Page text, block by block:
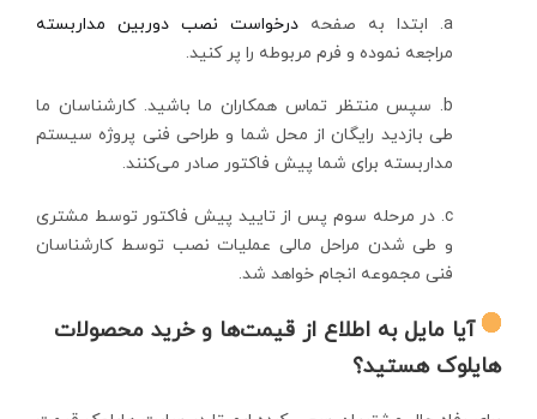
a. ابتدا به صفحه
درخواست نصب دوربین مداربسته
مراجعه نموده و فرم مربوطه را پر کنید.
b. سپس منتظر تماس همکاران ما باشید. کارشناسان ما
طی بازدید رایگان از محل شما و طراحی فنی پروژه سیستم
مداربسته برای شما پیش فاکتور صادر می‌کنند.
c. در مرحله سوم پس از تایید پیش فاکتور توسط مشتری
و طی شدن مراحل مالی عملیات نصب توسط کارشناسان
فنی مجموعه انجام خواهد شد.
آیا مایل به اطلاع از قیمت‌ها و خرید محصولات
هایلوک هستید؟